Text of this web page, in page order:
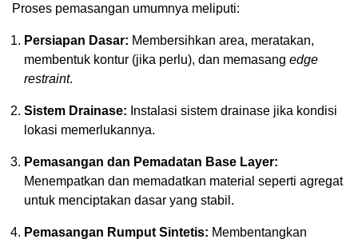
Proses pemasangan umumnya meliputi:
Persiapan Dasar: Membersihkan area, meratakan,
membentuk kontur (jika perlu), dan memasang edge
restraint.
Sistem Drainase: Instalasi sistem drainase jika kondisi
lokasi memerlukannya.
Pemasangan dan Pemadatan Base Layer:
Menempatkan dan memadatkan material seperti agregat
untuk menciptakan dasar yang stabil.
Pemasangan Rumput Sintetis: Membentangkan